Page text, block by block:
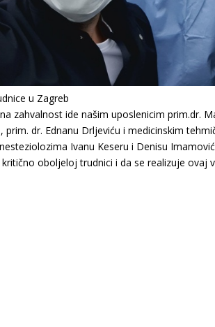
u Zagreb
zahvalnost ide našim uposlenicim prim.dr.
prim. dr. Ednanu Drljeviću i medicinskim
Ivanu Keseru i Denisu
oboljeloj trudnici i da se realizuje ovaj